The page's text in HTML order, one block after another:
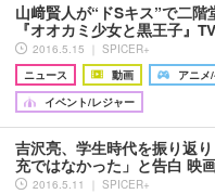
山﨑賢人が“ドSキス”で二
『オオカミ少女と黒王子』
2016.5.15 ｜ SPICER+
ニュース
動画
アニメ
イベント/レジャー
吉沢亮、学生時代を振り返
充ではなかった」と告白 映
2016.5.11 ｜ SPICER+